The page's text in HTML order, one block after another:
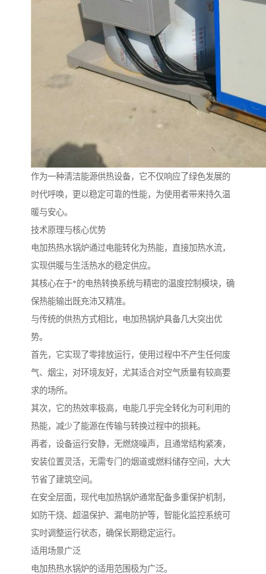
作为一种清洁能源供热设备，它不仅响应了绿色发展的
时代呼唤，更以稳定可靠的性能，为使用者带来持久温
暖与安心。
技术原理与核心优势
电加热热水锅炉通过电能转化为热能，直接加热水流，
实现供暖与生活热水的稳定供应。
其核心在于*的电热转换系统与精密的温度控制模块，确
保热能输出既充沛又精准。
与传统的供热方式相比，电加热锅炉具备几大突出优
势。
首先，它实现了零排放运行，使用过程中不产生任何废
气、烟尘，对环境友好，尤其适合对空气质量有较高要
求的场所。
其次，它的热效率极高，电能几乎完全转化为可利用的
热能，减少了能源在传输与转换过程中的损耗。
再者，设备运行安静，无燃烧噪声，且通常结构紧凑，
安装位置灵活，无需专门的烟道或燃料储存空间，大大
节省了建筑空间。
在安全层面，现代电加热锅炉通常配备多重保护机制，
如防干烧、超温保护、漏电防护等，智能化监控系统可
实时调整运行状态，确保长期稳定运行。
适用场景广泛
电加热热水锅炉的适用范围极为广泛。